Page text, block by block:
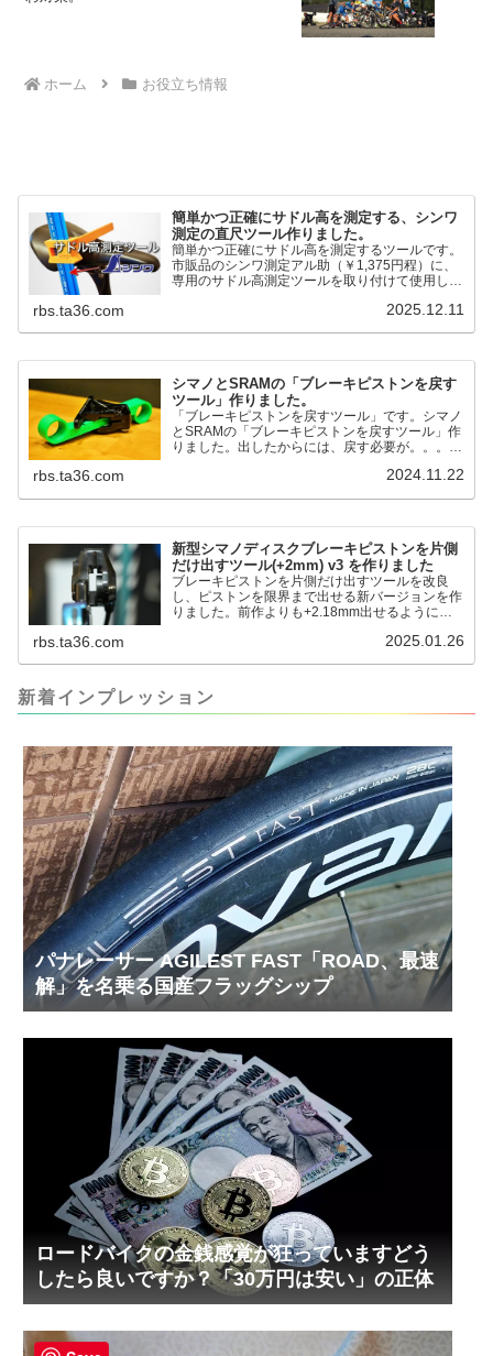
ホーム お役立ち情報
簡単かつ正確にサドル高を測定する、シンワ
測定の直尺ツール作りました。
簡単かつ正確にサドル高を測定するツールです。
市販品のシンワ測定アル助（￥1,375円程）に、
専用のサドル高測定ツールを取り付けて使用しま
るようになりました。シンワ測定(Shinwa
Sokutei)￥1,375Amazon.c...
rbs.ta36.com 2025.12.11
シマノとSRAMの「ブレーキピストンを戻す
ツール」作りました。
「ブレーキピストンを戻すツール」です。シマノ
とSRAMの「ブレーキピストンを戻すツール」作
りました。出したからには、戻す必要が。。。で
だと。。。▶「ブレーキピストンを戻すツール」
るのかというと、出ているピス...
rbs.ta36.com 2024.11.22
新型シマノディスクブレーキピストンを片側
だけ出すツール(+2mm) v3 を作りました
ブレーキピストンを片側だけ出すツールを改良
し、ピストンを限界まで出せる新バージョンを作
りました。前作よりも+2.18mm出せるようにな
って、オイル漏れするまで試しました。最も安全
ましたが、ギリギリまで攻めてますのでピストン
内部の汚れをさらに掃除できると思います。前作
rbs.ta36.com 2025.01.26
新着インプレッション
パナレーサー AGILEST FAST「ROAD、最速
解」を名乗る国産フラッグシップ
ロードバイクの金銭感覚が狂っていますどう
したら良いですか？「30万円は安い」の正体